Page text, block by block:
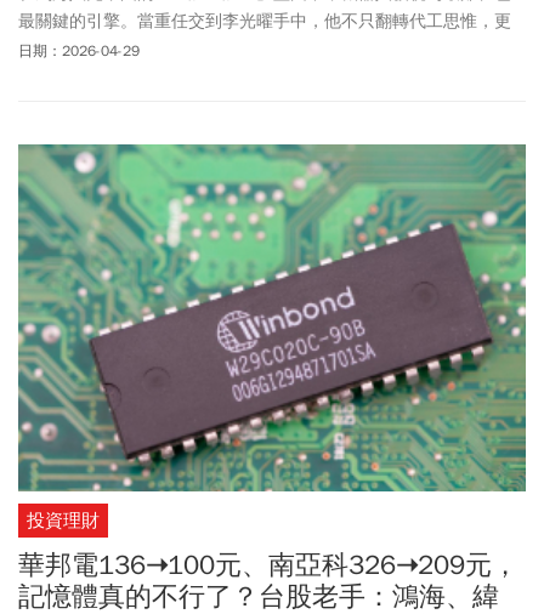
最關鍵的引擎。當重任交到李光曜手中，他不只翻轉代工思惟，更
立下軍令狀，要讓業績在2028年成長3倍。
日期：2026-04-29
投資理財
華邦電136➝100元、南亞科326➝209元，
記憶體真的不行了？台股老手：鴻海、緯